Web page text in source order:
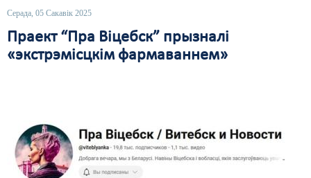
Серада, 05 Сакавік 2025
Праект “Пра Віцебск” прызналі
«экстрэмісцкім фармаваннем»